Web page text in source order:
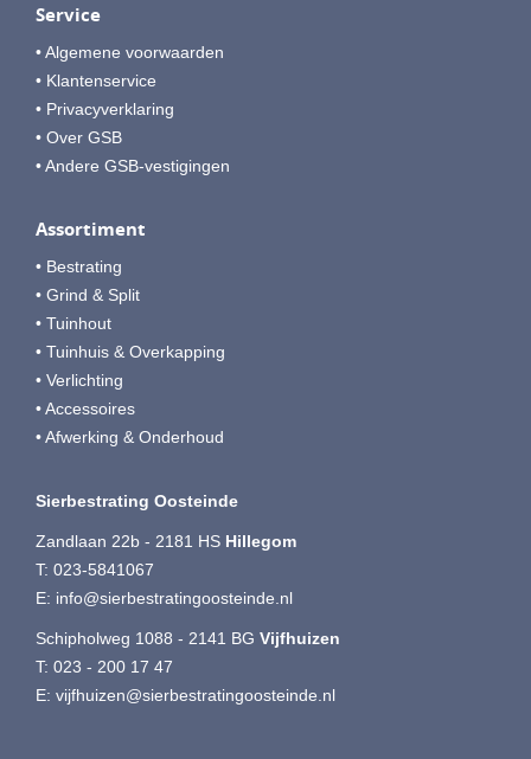
Service
• Algemene voorwaarden
• Klantenservice
• Privacyverklaring
• Over GSB
• Andere GSB-vestigingen
Assortiment
• Bestrating
• Grind & Split
• Tuinhout
• Tuinhuis & Overkapping
• Verlichting
• Accessoires
• Afwerking & Onderhoud
Sierbestrating Oosteinde
Zandlaan 22b - 2181 HS Hillegom
T: 023-5841067
E: info@sierbestratingoosteinde.nl
Schipholweg 1088 - 2141 BG Vijfhuizen
T: 023 - 200 17 47
E: vijfhuizen@sierbestratingoosteinde.nl